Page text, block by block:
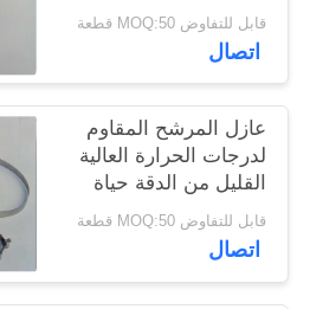
خريطة
الموقع
سياسة
الخصوصية
المختلفة
قابل للتفاوض MOQ:50 قطعة
اتصال
عازل المرشح المقاوم
لدرجات الحرارة العالية
القليل من الدقة حياة
خدمة طويلة
قابل للتفاوض MOQ:50 قطعة
اتصال